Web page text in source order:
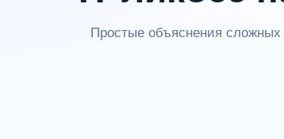
Простые объяснения